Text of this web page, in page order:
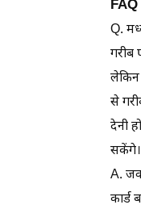
FAQ
Q.
गरीब
लेकिन
से
देनी
सकेंगे।
A.
कार्ड